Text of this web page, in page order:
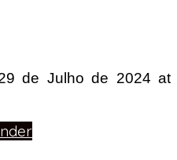
de Julho de 2024at